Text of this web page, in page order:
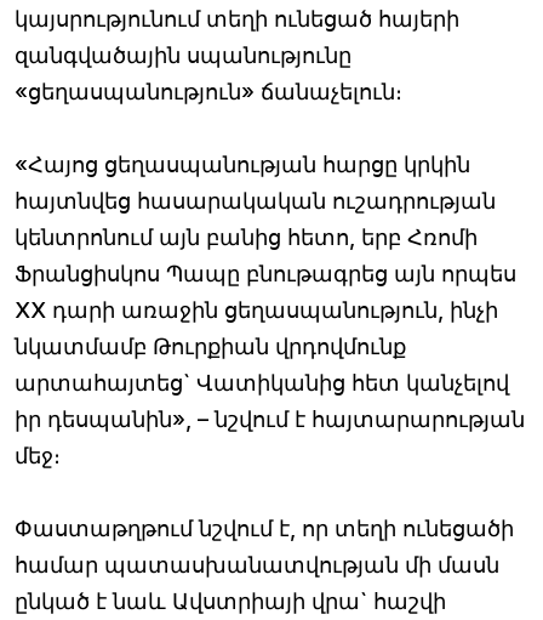
կայսրությունում տեղի ունեցած հայերի
զանգվածային սպանությունը
«ցեղասպանություն» ճանաչելուն։
«Հայոց ցեղասպանության հարցը կրկին
հայտնվեց հասարակական ուշադրության
կենտրոնում այն բանից հետո, երբ Հռոմի
Ֆրանցիսկոս Պապը բնութագրեց այն որպես
XX դարի առաջին ցեղասպանություն, ինչի
նկատմամբ Թուրքիան վրդովմունք
արտահայտեց` Վատիկանից հետ կանչելով
իր դեսպանին», – նշվում է հայտարարության
մեջ։
Փաստաթղթում նշվում է, որ տեղի ունեցածի
համար պատասխանատվության մի մասն
ընկած է նաև Ավստրիայի վրա` հաշվի